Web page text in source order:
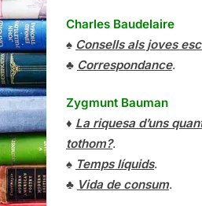
Charles Baudelaire
♠ Consells als joves
♣ Correspondance.
Zygmunt Bauman
♦ La riquesa d’uns
tothom?.
♠ Temps líquids.
♣ Vida de consum.